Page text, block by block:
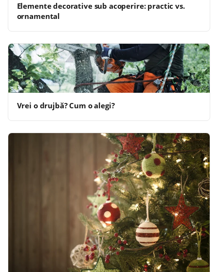
Elemente decorative sub acoperire: practic vs.
ornamental
Vrei o drujbă? Cum o alegi?